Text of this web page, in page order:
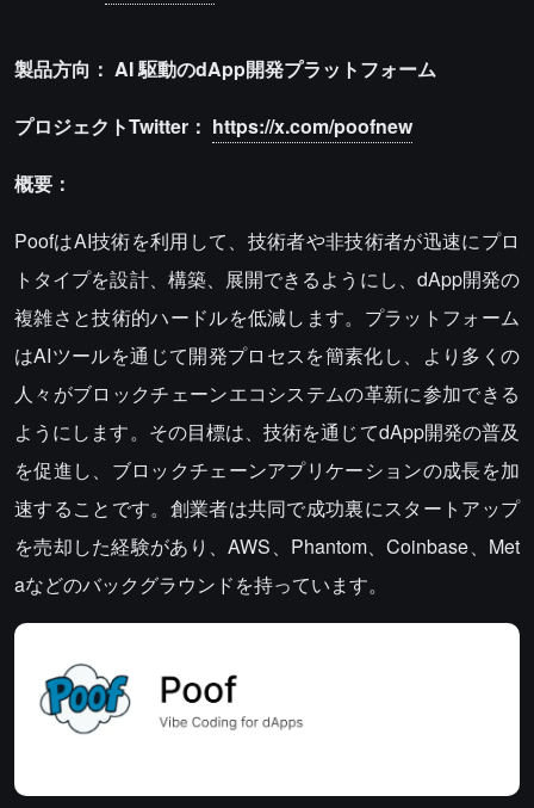
製品方向： AI駆動のdApp開発プラットフォーム
プロジェクトTwitter： https://x.com/poofnew
概要：
PoofはAI技術を利用して、技術者や非技術者が迅速にプロ
トタイプを設計、構築、展開できるようにし、dApp開発の
複雑さと技術的ハードルを低減します。プラットフォーム
はAIツールを通じて開発プロセスを簡素化し、より多くの
人々がブロックチェーンエコシステムの革新に参加できる
ようにします。その目標は、技術を通じてdApp開発の普及
を促進し、ブロックチェーンアプリケーションの成長を加
速することです。創業者は共同で成功裏にスタートアップ
を売却した経験があり、AWS、Phantom、Coinbase、Met
aなどのバックグラウンドを持っています。